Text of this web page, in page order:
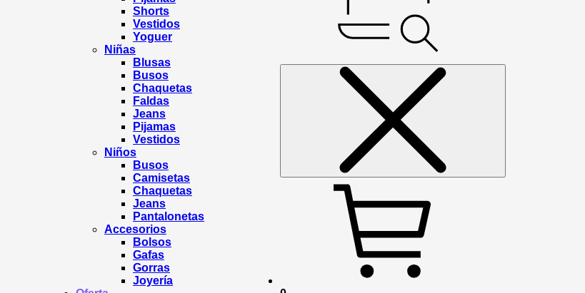
Shorts
Vestidos
Yoguer
Niñas
Blusas
Busos
Chaquetas
Faldas
Jeans
Pijamas
Vestidos
Niños
Busos
Camisetas
Chaquetas
Jeans
Pantalonetas
Accesorios
Bolsos
Gafas
Gorras
Joyería